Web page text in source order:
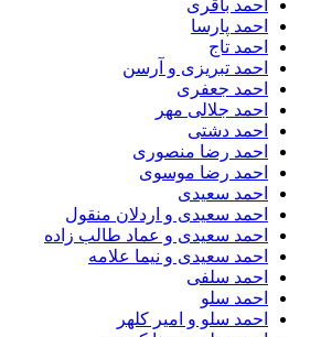
احمد باقری
احمد پارسا
احمد تاج
احمد تبریزی و آرسن
احمد جعفری
احمد جلالی مهر
احمد دشتی
احمد رضا منصوری
احمد رضا موسوی
احمد سعیدی
احمد سعیدی و اردلان منقول
احمد سعیدی و عماد طالب زاده
احمد سعیدی و نیما علامه
احمد سلفی
احمد سلو
احمد سلو و امیر کلهر